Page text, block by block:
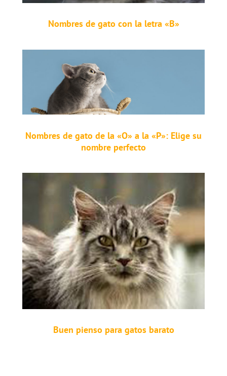
Nombres de gato con la letra «B»
Nombres de gato de la «O» a la «P»: Elige su
nombre perfecto
Buen pienso para gatos barato